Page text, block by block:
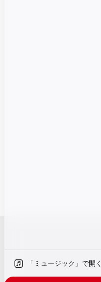
「ミュージック」で開く